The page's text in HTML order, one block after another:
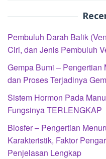
Pembuluh Darah Balik
Ciri, dan Jenis Pembuluh
Gempa Bumi –
dan Proses Terjadinya
Sistem Hormon Pada
Fungsinya TERLENGKAP
Biosfer – Pengertian
Karakteristik, Faktor
Penjelasan Lengkap